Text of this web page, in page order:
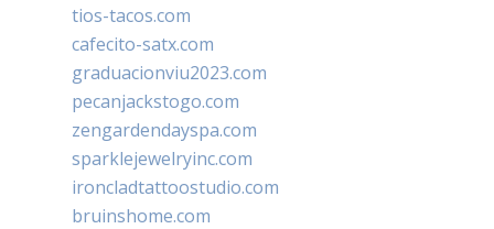
tios-tacos.com
cafecito-satx.com
graduacionviu2023.com
pecanjackstogo.com
zengardendayspa.com
sparklejewelryinc.com
ironcladtattoostudio.com
bruinshome.com